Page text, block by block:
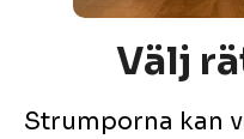
Välj
Strumporna kan